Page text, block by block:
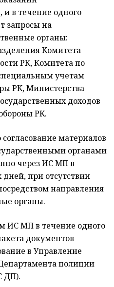
и в течение одного
запросы на
органы:
Комитета
РК, Комитета по
учетам
РК, Министерства
доходов
РК.
материалов
органами
через ИС МП в
дней, при отсутствии
направления
органы.
ИС МП в течение одного
документов
в Управление
полиции
ДП).